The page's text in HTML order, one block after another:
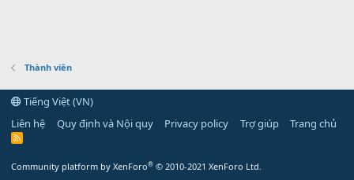
Thành viên
Tiếng Việt (VN)
Liên hệ
Quy định và Nội quy Privacy policy Trợ giúp Trang chủ
R
Community platform by XenForo® © 2010-2021 XenForo Ltd.